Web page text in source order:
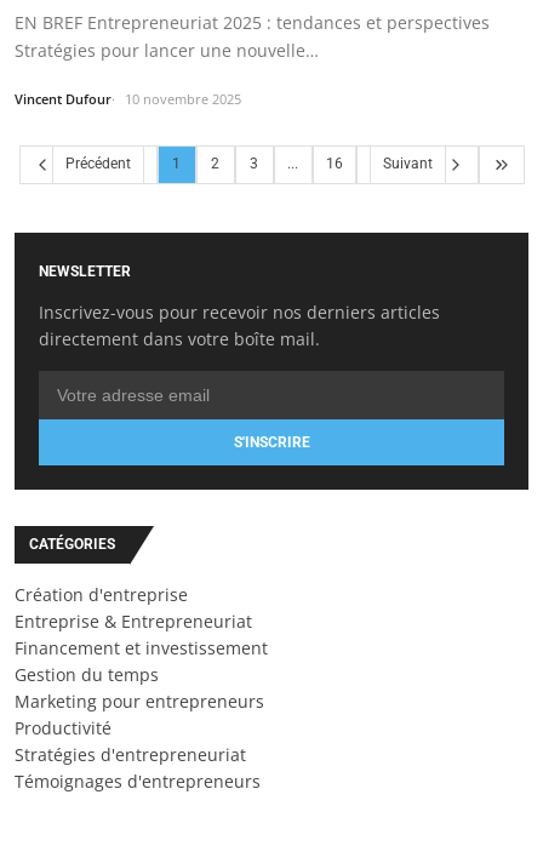
EN BREF Entrepreneuriat 2025 : tendances et perspectives
Stratégies pour lancer une nouvelle…
Vincent Dufour 10 novembre 2025
Précédent 1 2 3 ... 16 Suivant
NEWSLETTER
Inscrivez-vous pour recevoir nos derniers articles
directement dans votre boîte mail.
S'INSCRIRE
CATÉGORIES
Création d'entreprise
Entreprise & Entrepreneuriat
Financement et investissement
Gestion du temps
Marketing pour entrepreneurs
Productivité
Stratégies d'entrepreneuriat
Témoignages d'entrepreneurs